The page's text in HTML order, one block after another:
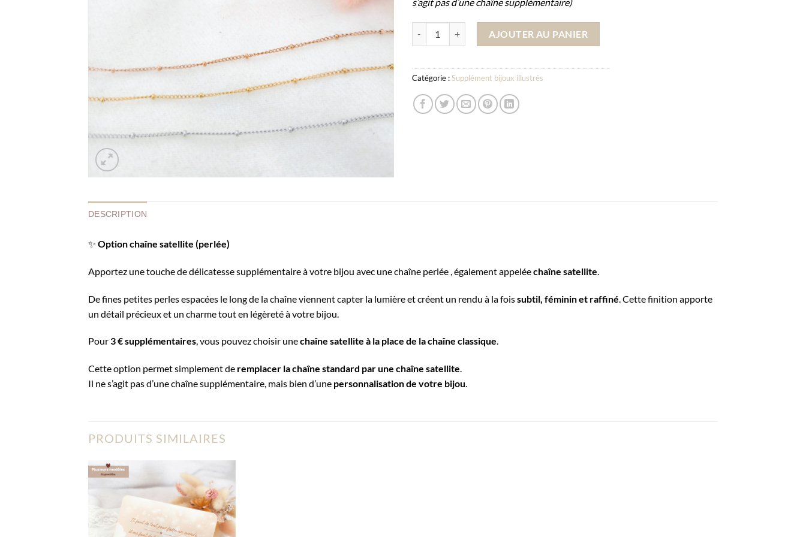
AJOUTER AU PANIER
Catégorie :Supplément bijoux illustrés
DESCRIPTION
✨ Option chaîne satellite (perlée)
Apportez une touche de délicatesse supplémentaire à votre bijou avec une chaîne perlée , également appeléechaîne satellite
De fines petites perles espacées le long de la chaîne viennent capter la lumière et créent un rendu à la foissubtil, féminin et raffiné . Cette finition apporte
un détail précieux et un charme tout en légèreté à votre bijou.
Pour3 € supplémentaires, vous pouvez choisir unechaîne satellite à la place de la chaîne classique.
Cette option permet simplement de remplacer la chaîne standard par une chaîne satellite.
Il ne s’agit pas d’une chaîne supplémentaire, mais bien d’une personnalisation de votre bijou.
PRODUITS SIMILAIRES
Ajouter
à la liste
d’envies